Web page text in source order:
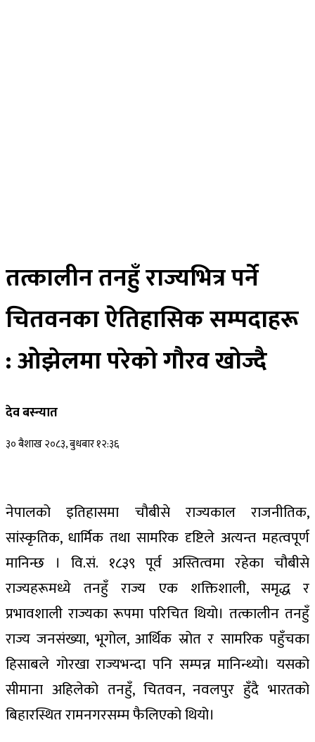
तत्कालीन तनहुँ राज्यभित्र पर्ने
चितवनका ऐतिहासिक सम्पदाहरू
: ओझेलमा परेको गौरव खोज्दै
देव बस्न्यात
३० बैशाख २०८३, बुधबार १२:३६
नेपालको इतिहासमा चौबीसे राज्यकाल राजनीतिक,
सांस्कृतिक, धार्मिक तथा सामरिक दृष्टिले अत्यन्त महत्वपूर्ण
मानिन्छ । वि.सं. १८३९ पूर्व अस्तित्वमा रहेका चौबीसे
राज्यहरूमध्ये तनहुँ राज्य एक शक्तिशाली, समृद्ध र
प्रभावशाली राज्यका रूपमा परिचित थियो। तत्कालीन तनहुँ
राज्य जनसंख्या, भूगोल, आर्थिक स्रोत र सामरिक पहुँचका
हिसाबले गोरखा राज्यभन्दा पनि सम्पन्न मानिन्थ्यो। यसको
सीमाना अहिलेको तनहुँ, चितवन, नवलपुर हुँदै भारतको
बिहारस्थित रामनगरसम्म फैलिएको थियो।